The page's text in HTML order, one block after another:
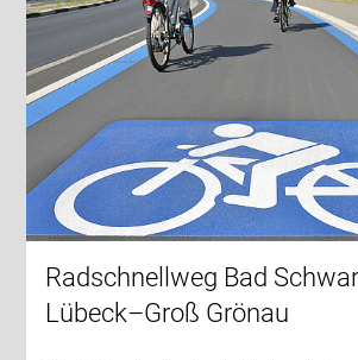
Radschnellweg Bad
Lübeck–Groß Grönau